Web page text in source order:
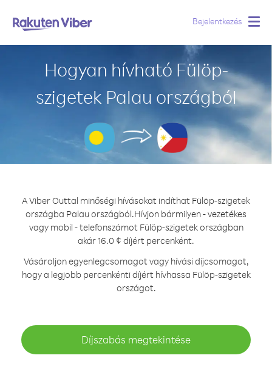
Bejelentkezés
Hogyan hívható Fülöp-
szigetek Palau országból
A Viber Outtal minőségi hívásokat indíthat Fülöp-szigetek
országba Palau országból.Hívjon bármilyen - vezetékes
vagy mobil - telefonszámot Fülöp-szigetek országban
akár 16.0 ¢ díjért percenként.
Vásároljon egyenlegcsomagot vagy hívási díjcsomagot,
hogy a legjobb percenkénti díjért hívhassa Fülöp-szigetek
országot.
Díjszabás megtekintése